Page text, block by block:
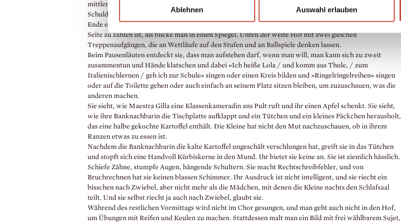
Ablehnen Auswahl erlauben
mittleren Trakt (der längere Flur, den sie im Erdgeschoss mit Suor Giuliana und im ersten Stock mit der
Schuldienerin Antonia entlanggegangen ist) und zwei hufeisenförmig angeordnete Seitenflügel. Am
Ende eines dieser Flügel befindet sich die 5D und ihre Bank. Die Fenster auf der gegenüberliegenden
Seite zu zählen ist, als blicke man in einen Spiegel. Unten der weite Hof mit zwei gleichen
Treppenaufgängen, die an Wettläufe auf den Stufen und an Ballspiele denken lassen.
Beim Pausenläuten entdeckt sie, dass man aufstehen darf, wenn man will, man kann sich zu zweit
zusammentun und Hände klatschen und dabei »Ich heiße Lola / und komm aus Thule, / zum
Italienischlernen / geh ich zur Schule« singen oder einen Kreis bilden und »Ringelringelreihen« singen
oder auf die Toilette gehen oder auch einfach an seinem Platz sitzen bleiben, um zuzuschauen, was die
anderen machen.
Sie sieht, wie Maestra Gilla eine Klassenkameradin ans Pult ruft und ihr einen Apfel schenkt. Sie sieht,
wie ihre Banknachbarin die Tischplatte aufklappt und ein Tütchen und ein kleines Päckchen herausholt,
das eine halbe gekochte Kartoffel enthält. Die Kleine hat nicht den Mut nachzuschauen, ob in ihrem
Ranzen etwas zu essen ist.
Nachdem die Banknachbarin die kalte Kartoffel ungeschält verschlungen hat, greift sie in das Tütchen
und stopft sich eine Handvoll Kürbiskerne in den Mund. Ihr bietet sie keine an. Sie ist ziemlich hässlich.
Schiefe Zähne, stumpfe Augen, hängende Schultern. Sie macht Rechtschreibfehler, und von
Bruchrechnen hat sie keinen blassen Schimmer. Ihr Ausdruck ist nicht intelligent, und sie riecht ein
bisschen nach Zwiebel, aber nicht mehr als die Mädchen, mit denen die Kleine nachts den Schlafsaal
teilt. Und sie selbst riecht ja auch nach Zwiebel, glaubt sie.
Während des restlichen Vormittags wird nicht im Chor gesungen, und man geht auch nicht in den Hof,
um Übungen mit Reifen und Keulen zu machen. Stattdessen malt man ein Bild mit frei wählbarem Sujet,